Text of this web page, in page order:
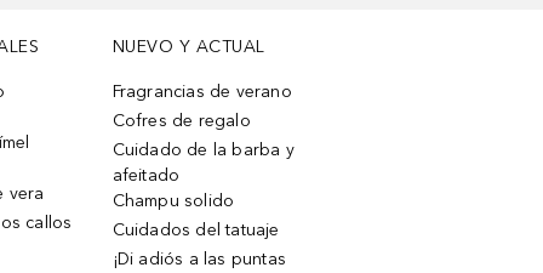
vera
callos
NUEVO Y ACTUAL
Fragrancias de verano
Cofres de regalo
Cuidado de la barba y
afeitado
Champu solido
Cuidados del tatuaje
¡Di adiós a las puntas